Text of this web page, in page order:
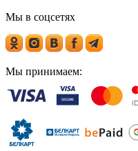
Мы в соцсетях
Мы принимаем: